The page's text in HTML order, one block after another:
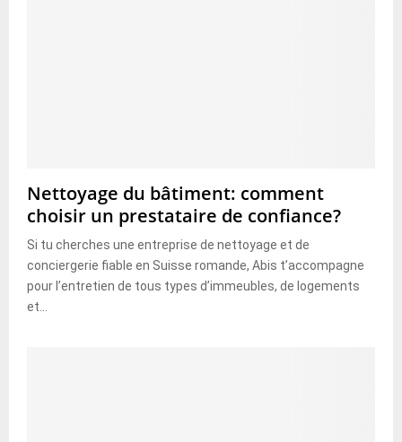
Nettoyage du bâtiment: comment
choisir un prestataire de confiance?
Si tu cherches une entreprise de nettoyage et de
conciergerie fiable en Suisse romande, Abis t’accompagne
pour l’entretien de tous types d’immeubles, de logements
et...